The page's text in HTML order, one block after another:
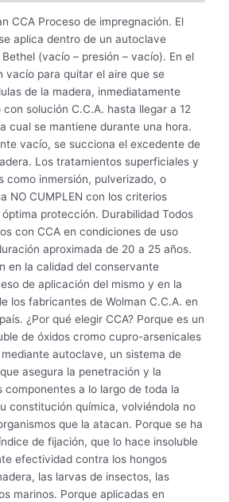
CCA Proceso de impregnación. El
aplica dentro de un autoclave
(vacío – presión – vacío). En el
vacío para quitar el aire que se
de la madera, inmediatamente
solución C.C.A. hasta llegar a 12
cual se mantiene durante una hora.
vacío, se succiona el excedente de
Los tratamientos superficiales y
como inmersión, pulverizado, o
NO CUMPLEN con los criterios
protección. Durabilidad Todos
con CCA en condiciones de uso
aproximada de 20 a 25 años.
en la calidad del conservante
de aplicación del mismo y en la
los fabricantes de Wolman C.C.A. en
¿Por qué elegir CCA? Porque es un
de óxidos cromo cupro-arsenicales
autoclave, un sistema de
asegura la penetración y la
componentes a lo largo de toda la
constitución química, volviéndola no
que la atacan. Porque se ha
de fijación, que lo hace insoluble
efectividad contra los hongos
las larvas de insectos, las
marinos. Porque aplicadas en